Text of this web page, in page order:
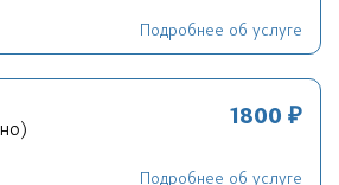
Подробнее об услуге
1800 ₽
Подробнее об услуге